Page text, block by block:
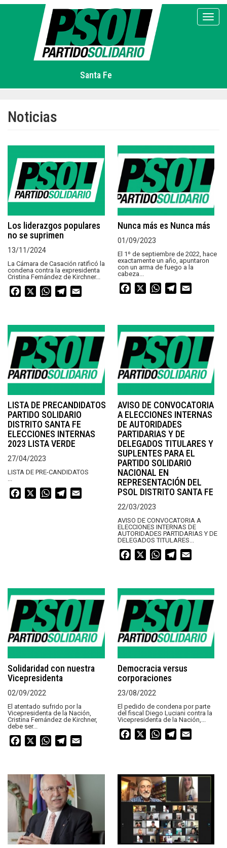
Pasar
Santa Fe
Noticias
Los liderazgos populares
no se suprimen
13/11/2024
La Cámara de Casación ratificó la
condena contra la expresidenta
Cristina Fernández de Kirchner...
Facebook WhatsAppTelegram
Nunca más es Nunca más
01/09/2023
El 1º de septiembre de 2022, hace
exactamente un año, apuntaron
con un arma de fuego a la
cabeza...
Facebook WhatsAppTelegram
LISTA DE PRECANDIDATOS
PARTIDO SOLIDARIO
DISTRITO SANTA FE
ELECCIONES INTERNAS
2023 LISTA VERDE
27/04/2023
LISTA DE PRE-CANDIDATOS
Facebook WhatsAppTelegram
AVISO DE CONVOCATORIA
A ELECCIONES INTERNAS
DE AUTORIDADES
PARTIDARIAS Y DE
DELEGADOS TITULARES Y
SUPLENTES PARA EL
PARTIDO SOLIDARIO
NACIONAL EN
REPRESENTACIÓN DEL
PSOL DISTRITO SANTA FE
22/03/2023
AVISO DE CONVOCATORIA A
ELECCIONES INTERNAS DE
AUTORIDADES PARTIDARIAS Y DE
DELEGADOS TITULARES...
Facebook WhatsAppTelegram
Solidaridad con nuestra
Vicepresidenta
02/09/2022
El atentado sufrido por la
Vicepresidenta de la Nación,
Cristina Fernández de Kirchner,
debe ser...
Facebook WhatsAppTelegram
Democracia versus
corporaciones
23/08/2022
El pedido de condena por parte
del fiscal Diego Luciani contra la
Vicepresidenta de la Nación,...
Facebook WhatsAppTelegram